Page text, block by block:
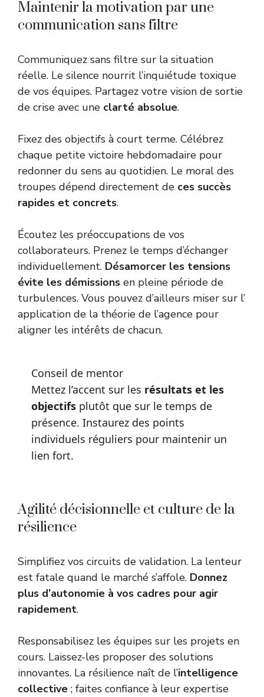
Maintenir la motivation par une
communication sans filtre
Communiquez sans filtre sur la situation
réelle. Le silence nourrit l’inquiétude toxique
de vos équipes. Partagez votre vision de sortie
de crise avec une clarté absolue.
Fixez des objectifs à court terme. Célébrez
chaque petite victoire hebdomadaire pour
redonner du sens au quotidien. Le moral des
troupes dépend directement de ces succès
rapides et concrets.
Écoutez les préoccupations de vos
collaborateurs. Prenez le temps d’échanger
individuellement. Désamorcer les tensions
évite les démissions en pleine période de
turbulences. Vous pouvez d’ailleurs miser sur l’
application de la théorie de l’agence pour
aligner les intérêts de chacun.
Conseil de mentor
Mettez l’accent sur les résultats et les
objectifsplutôt que sur le temps de
présence. Instaurez des points
individuels réguliers pour maintenir un
lien fort.
Agilité décisionnelle et culture de la
résilience
Simplifiez vos circuits de validation. La lenteur
est fatale quand le marché s’affole. Donnez
plus d’autonomie à vos cadres pour agir
rapidement.
Responsabilisez les équipes sur les projets en
cours. Laissez-les proposer des solutions
innovantes. La résilience naît de l’intelligence
collective ; faites confiance à leur expertise